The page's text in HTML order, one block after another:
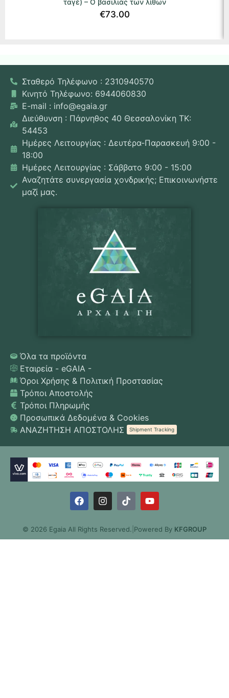
ταγέ) – Ο βασιλιάς των λίθων
€73.00
Σταθερό Τηλέφωνο : 2310940570
Κινητό Τηλέφωνο: 6944060830
E-mail : info@egaia.gr
Διεύθυνση : Πάρνηθος 40 Θεσσαλονίκη ΤΚ:
54453
Ημέρες Λειτουργίας : Δευτέρα-Παρασκευή 9:00 -
18:00
Ημέρες Λειτουργίας : Σάββατο 9:00 - 15:00
Αναζητάτε συνεργασία χονδρικής; Επικοινωνήστε
μαζί μας.
Όλα τα προϊόντα
Εταιρεία - eGAIA -
Όροι Χρήσης & Πολιτική Προστασίας
Τρόποι Αποστολής
Τρόποι Πληρωμής
Προσωπικά Δεδομένα & Cookies
ΑΝΑΖΗΤΗΣΗ ΑΠΟΣΤΟΛΗΣ
Shipment Tracking
© 2026 Egaia All Rights Reserved. Powered By KFGROUP